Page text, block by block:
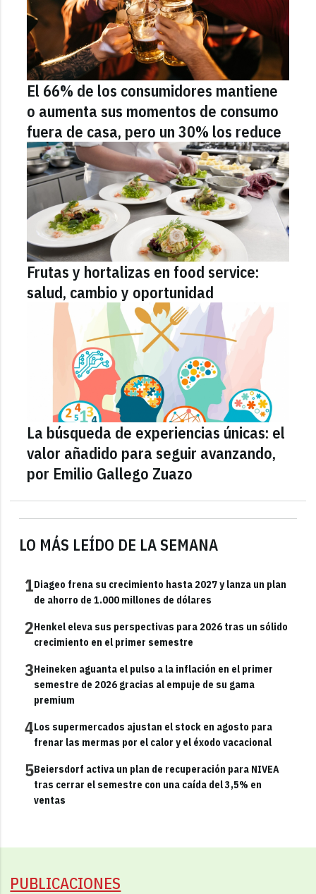
LO MÁS LEÍDO DE LA SEMANA
1Diageo frena su crecimiento hasta 2027 y lanza un plan
de ahorro de 1.000 millones de dólares
2Henkel eleva sus perspectivas para 2026 tras un sólido
crecimiento en el primer semestre
3Heineken aguanta el pulso a la inflación en el primer
semestre de 2026 gracias al empuje de su gama
premium
4Los supermercados ajustan el stock en agosto para
frenar las mermas por el calor y el éxodo vacacional
5Beiersdorf activa un plan de recuperación para NIVEA
tras cerrar el semestre con una caída del 3,5% en
ventas
El 66% de los consumidores mantiene
o aumenta sus momentos de consumo
fuera de casa, pero un 30% los reduce
Frutas y hortalizas en food service:
salud, cambio y oportunidad
La búsqueda de experiencias únicas: el
valor añadido para seguir avanzando,
por Emilio Gallego Zuazo
PUBLICACIONES